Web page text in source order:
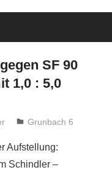
SF 90
1,0 : 5,0
Grunbach 6
Aufstellung:
Schindler –